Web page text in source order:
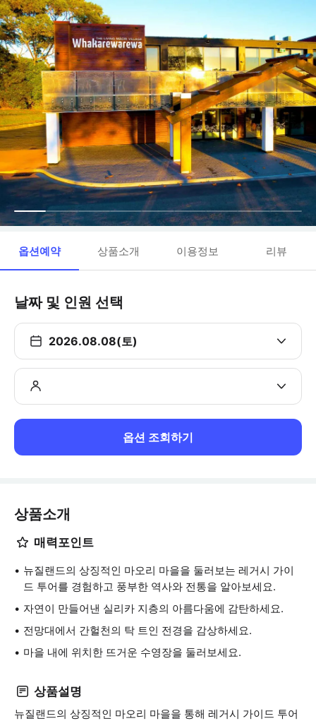
옵션예약 상품소개 이용정보 리뷰
날짜 및 인원 선택
2026.08.08(토)
옵션 조회하기
상품소개
매력포인트
뉴질랜드의 상징적인 마오리 마을을 둘러보는 레거시 가이
드 투어를 경험하고 풍부한 역사와 전통을 알아보세요.
자연이 만들어낸 실리카 지층의 아름다움에 감탄하세요.
전망대에서 간헐천의 탁 트인 전경을 감상하세요.
마을 내에 위치한 뜨거운 수영장을 둘러보세요.
상품설명
뉴질랜드의 상징적인 마오리 마을을 통해 레거시 가이드 투어